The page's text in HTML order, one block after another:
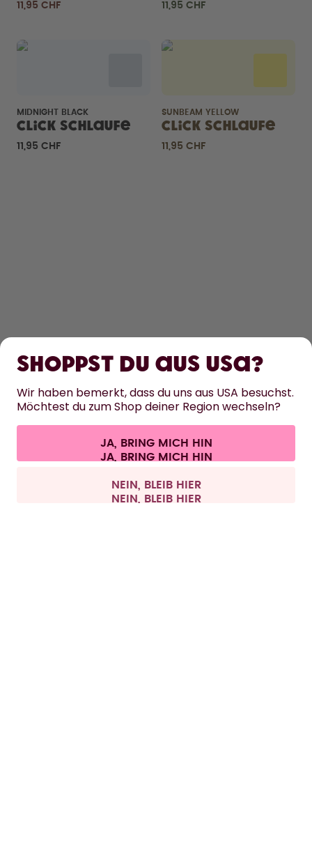
11,95 CHF 11,95 CHF
MIDNIGHT BLACK
Click Schlaufe
11,95 CHF
SUNBEAM YELLOW
Click Schlaufe
11,95 CHF
KONTAKT
Cookie-Einstellungen AGB Datenschutz
Alle Preise sind inklusive Mehrwertsteuer und zzgl. Versandkosten.
Shoppst du aus USA?
Wir haben bemerkt, dass du uns aus USA besuchst.
Möchtest du zum Shop deiner Region wechseln?
JA, BRING MICH HIN
NEIN, BLEIB HIER